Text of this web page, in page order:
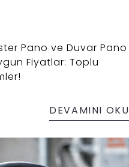
Pano ve Duvar Pano
Fiyatlar: Toplu
DEVAMINI OKU